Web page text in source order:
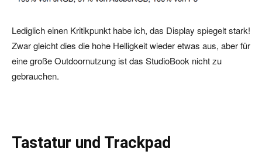
Lediglich einen Kritikpunkt habe ich, das Display spiegelt stark!
Zwar gleicht dies die hohe Helligkeit wieder etwas aus, aber für
eine große Outdoornutzung ist das StudioBook nicht zu
gebrauchen.
Tastatur und Trackpad